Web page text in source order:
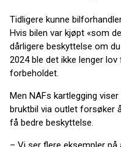
Tidligere kunne
Hvis bilen var kjøpt «som
dårligere beskyttelse om
2024 ble det ikke lenger
forbeholdet.
Men NAFs kartlegging
bruktbil via outlet forsøker
få bedre beskyttelse.